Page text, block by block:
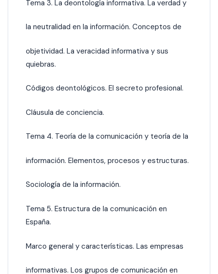
Tema 3. La deontología informativa. La verdad y
la neutralidad en la información. Conceptos de
objetividad. La veracidad informativa y sus
quiebras.
Códigos deontológicos. El secreto profesional.
Cláusula de conciencia.
Tema 4. Teoría de la comunicación y teoría de la
información. Elementos, procesos y estructuras.
Sociología de la información.
Tema 5. Estructura de la comunicación en
España.
Marco general y características. Las empresas
informativas. Los grupos de comunicación en